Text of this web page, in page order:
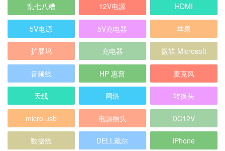
乱七八糟 12V电源 HDMI
5V电源 5V充电器 苹果
扩展坞 充电器 微软 Microsoft
音频线 HP 惠普 麦克风
天线 网络 转换头
micro usb 电源插头 DC12V
数据线 DELL戴尔 iPhone